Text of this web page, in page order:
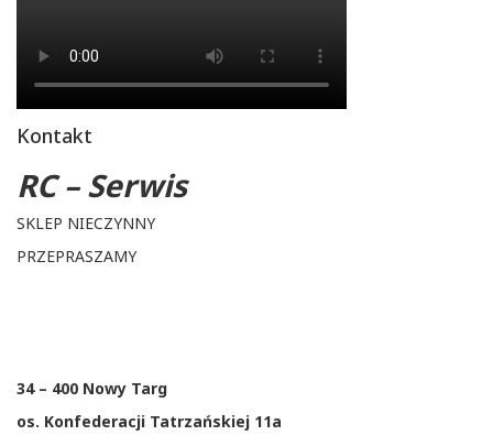
Kontakt
RC – Serwis
SKLEP NIECZYNNY
PRZEPRASZAMY
34 – 400 Nowy Targ
os. Konfederacji Tatrzańskiej 11a